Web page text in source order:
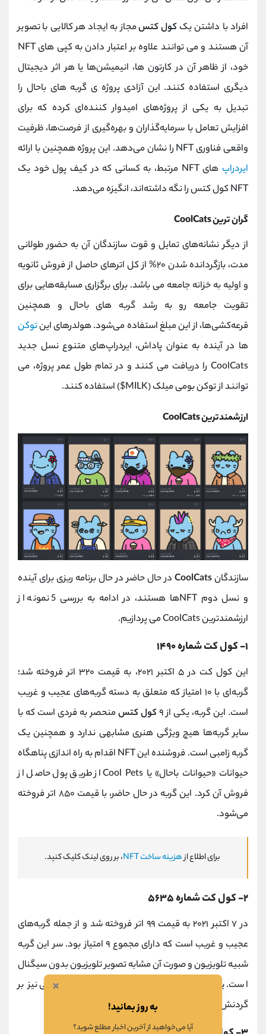
افراد با داشتن یککول کتسمجاز به ایجاد هر کالایی با تصویر
آن هستند و می توانند علاوه بر اعتبار دادن به کپی‌ های NFT
خود، از ظاهر آن در کارتون‌ ها، انیمیشن‌ها یا هر اثر دیجیتال
دیگری استفاده کنند. این آزادی پروژه ی گربه های باحال را
تبدیل به یکی از پروژه‌های امیدوار کننده‌ای کرده که برای
افزایش تعامل با سرمایه‌گذاران و بهره‌گیری از فرصت‌ها، ظرفیت
واقعی فناوری NFT را نشان می‌دهد. این پروژه همچنین با ارائه
ایردراپ‌
های NFT مرتبط، به کسانی که در کیف پول خود یک
NFT کول کتس را نگه داشته‌اند، انگیزه می‌دهد.
گران ‌ترین CoolCats
از دیگر نشانه‌های تمایل و قوت سازندگان آن به حضور طولانی‌
مدت، بازگردانده شدن ۲۰% از کل اترهای حاصل از فروش ثانویه
و اولیه به خزانه جامعه می باشد. برای برگزاری مسابقه‌هایی برای
تقویت جامعه رو به ‌رشد گربه های باحال و همچنین
قرعه‌کشی‌ها، از این مبلغ استفاده می‌شود. هولدرهای اینتوکن‌
ها در آینده به ‌عنوان پاداش، ایردراپ‌های متنوع نسل جدید
CoolCats را دریافت می کنند و در تمام طول عمر پروژه، می
توانند از توکن بومی میلک (MILK$) استفاده کنند.
ارزشمندترین CoolCats
سازندگانCoolCats در‌ حال‌ حاضر در حال برنامه‌ ریزی برای آینده
و نسل دوم NFTها هستند، در ادامه به بررسی 5 نمونه از
ارزشمندترین CoolCats می پردازیم.
۱- کول کت شماره ۱۴۹۰
این کول کت در ۵‌ اکتبر‌ ۲۰۲۱، به قیمت ۳۲۰ اتر فروخته شد؛
گربه‌ای با ۱۰ امتیاز که متعلق به دسته گربه‌های عجیب ‌و غریب
است. این گربه، یکی از ۹ کول کتسمنحصر به ‌فردی است که با
سایر گربه‌ها هیچ ویژگی هنری مشابهی ندارد و همچنین یک
گربه‌ زامبی است. فروشنده این NFT اقدام به راه اندازی پناهگاه
حیوانات «حیوانات باحال» یا Cool Pets از طریق پول حاصل از
فروش آن کرد. این گربه در ‌حال ‌حاضر، با قیمت ۸۵۰ اتر فروخته
می‌شود.
برای اطلاع ازهزینه ساخت NFT ، بر روی لینک کلیک کنید.
۲- کول کت شماره ۵۶۳۵
در ۷ اکتبر‌ ۲۰۲۱ به قیمت ۹۹ اتر فروخته شد و از جمله گربه‌های
عجیب ‌و ‌غریب است که دارای مجموع ۹ امتیاز بود. سر این گربه
شبیه تلویزیون و صورت آن مشابه تصویر تلویزیون بدون سیگنال
است. یک پلیور سبز رنگ به تن دارد و یک زنجیر طلایی نیز بر
گردنش است.
×
به روز بمانید!
آیا می‌خواهید از آخرین اخبار مطلع شوید؟